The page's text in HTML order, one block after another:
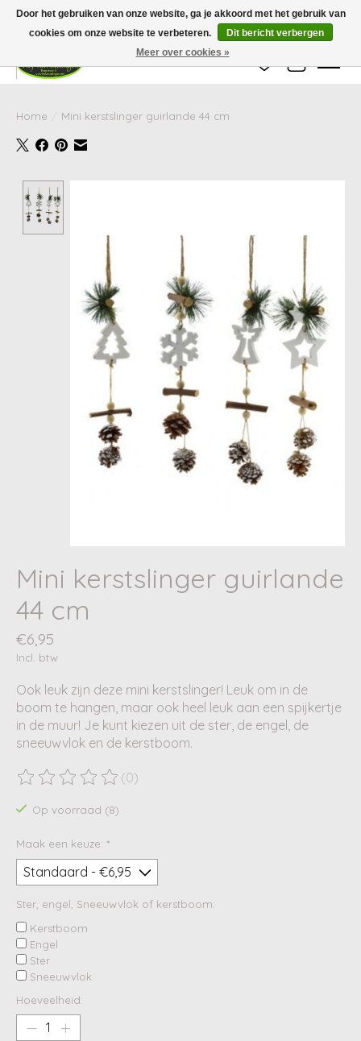
Wij zijn gesloten van 24 december tot en met 25 januari. Houd er rekening mee
dat de levertijd van uw bestelling in deze periode langer kan zijn dan
gebruikelijk.
Verlanglijst
Home Mini kerstslinger guirlande 44 cm
Mini kerstslinger guirlande
44 cm
€6,95
Incl. btw
Ook leuk zijn deze mini kerstslinger! Leuk om in de
boom te hangen, maar ook heel leuk aan een spijkertje
in de muur! Je kunt kiezen uit de ster, de engel, de
sneeuwvlok en de kerstboom.
De beoordeling van dit product is
(0)
Op voorraad (8)
Maak een keuze: *
Ster, engel, Sneeuwvlok of kerstboom:
Kerstboom
Engel
Ster
Sneeuwvlok
Hoeveelheid:
Door het gebruiken van onze website, ga je akkoord met het gebruik van
cookies om onze website te verbeteren.
Dit bericht verbergen
Meer over cookies »